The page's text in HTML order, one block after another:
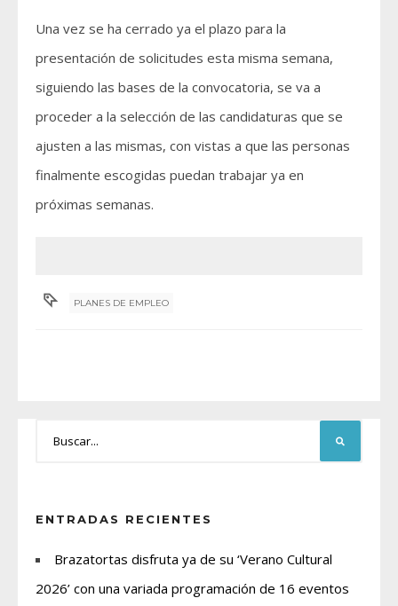
Una vez se ha cerrado ya el plazo para la
presentación de solicitudes esta misma semana,
siguiendo las bases de la convocatoria, se va a
proceder a la selección de las candidaturas que se
ajusten a las mismas, con vistas a que las personas
finalmente escogidas puedan trabajar ya en
próximas semanas.
PLANES DE EMPLEO
ENTRADAS RECIENTES
Brazatortas disfruta ya de su ‘Verano Cultural
2026’ con una variada programación de 16 eventos